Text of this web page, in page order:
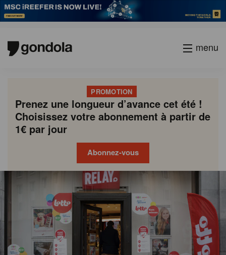
menu
PROMOTION
Prenez une longueur d’avance cet été !
Choisissez votre abonnement à partir de
1€ par jour
Abonnez-vous
Gondola
academy
Gondola
society